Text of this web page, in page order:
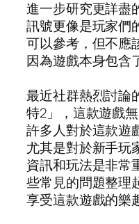
進一步研究更詳盡
訊號更像是玩家們
可以參考，但不應
因為遊戲本身包含
最近社群熱烈討論
特2」，這款遊戲
許多人對於這款遊
尤其是對於新手玩
資訊和玩法是非常
些常見的問題整理
享受這款遊戲的樂